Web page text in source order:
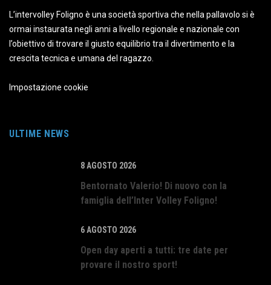
L’intervolley Foligno è una società sportiva che nella pallavolo si è
ormai instaurata negli anni a livello regionale e nazionale con
l’obiettivo di trovare il giusto equilibrio tra il divertimento e la
crescita tecnica e umana del ragazzo.
Impostazione cookie
ULTIME NEWS
8 AGOSTO 2026
Bentornato Valerio! Di nuovo con la
famiglia dell’Inter Volley Foligno!
6 AGOSTO 2026
Open day aperti a tutti: tre date per
provare il nostro sport!